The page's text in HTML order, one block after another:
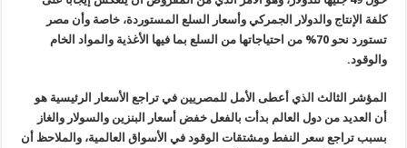
كلفة الإنتاج والدولار الجمركي وأسعار السلع المستوردة، خاصة وأن مصر
تستورد نحو 70% من احتياجاتها من السلع بما فيها الأغذية والمواد الخام
والوقود.
المؤشر الثالث الذي أعطى الأمل للمصريين في تراجع الأسعار الرئيسية هو
أن العديد من دول العالم بدأت بالفعل خفض أسعار البنزين والسولار والغاز
بسبب تراجع سعر النفط ومشتقات الوقود في الأسواق العالمية، والملاحظ أن